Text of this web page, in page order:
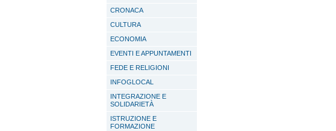
CRONACA
CULTURA
ECONOMIA
EVENTI E APPUNTAMENTI
FEDE E RELIGIONI
INFOGLOCAL
INTEGRAZIONE E
SOLIDARIETÀ
ISTRUZIONE E
FORMAZIONE